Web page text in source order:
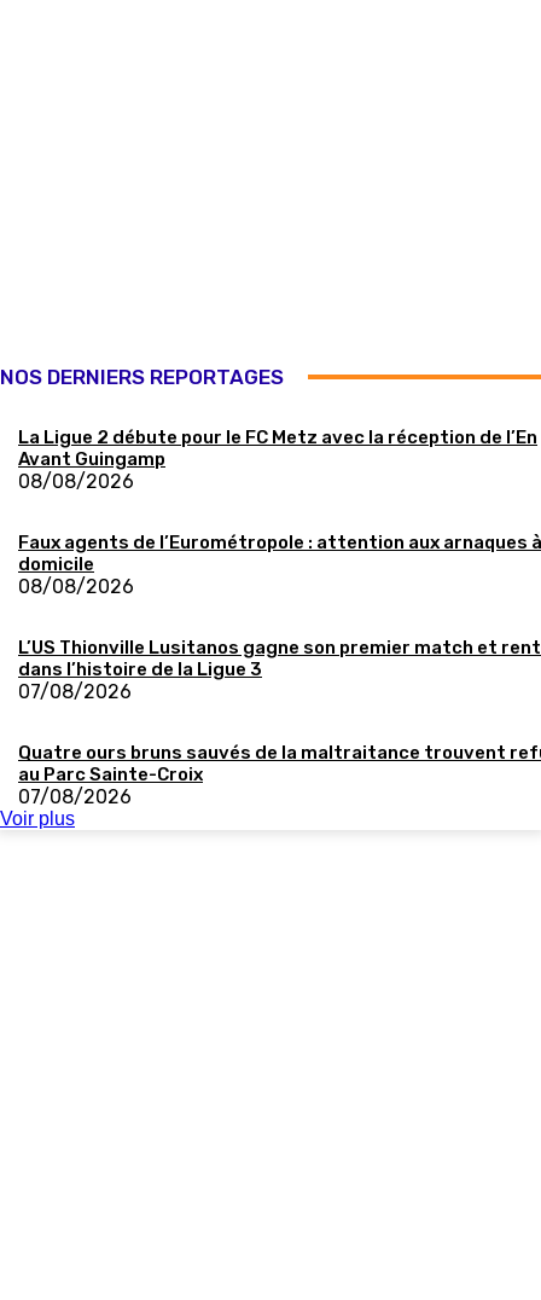
NOS DERNIERS REPORTAGES
La Ligue 2 débute pour le FC Metz avec la réception de l’En
Avant Guingamp
08/08/2026
Faux agents de l’Eurométropole : attention aux arnaques à
domicile
08/08/2026
L’US Thionville Lusitanos gagne son premier match et
dans l’histoire de la Ligue 3
07/08/2026
Quatre ours bruns sauvés de la maltraitance trouvent
au Parc Sainte-Croix
07/08/2026
Voir plus